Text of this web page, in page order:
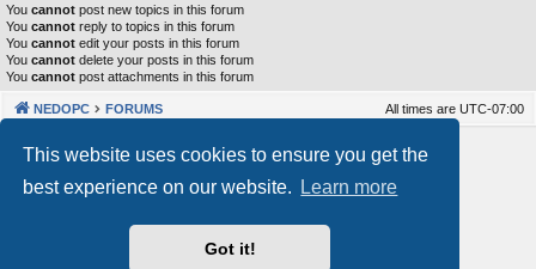
This website uses cookies to ensure you get the
best experience on our website.
Learn more
Got it!
You cannot post new topics in this forum
You cannot reply to topics in this forum
You cannot edit your posts in this forum
You cannot delete your posts in this forum
You cannot post attachments in this forum
NEDOPC FORUMS All times are UTC-07:00
Powered by phpBB® Forum Software © phpBB Limited
Our VPS Hosting By RimuHosting
This server is located in London data center